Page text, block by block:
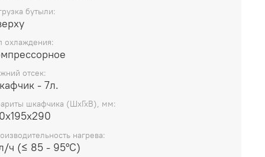
бутыли:
охлаждения:
отсек:
- 7л.
шкафчика (ШхГхВ), мм:
нагрева:
ч (≤ 85 - 95°C)